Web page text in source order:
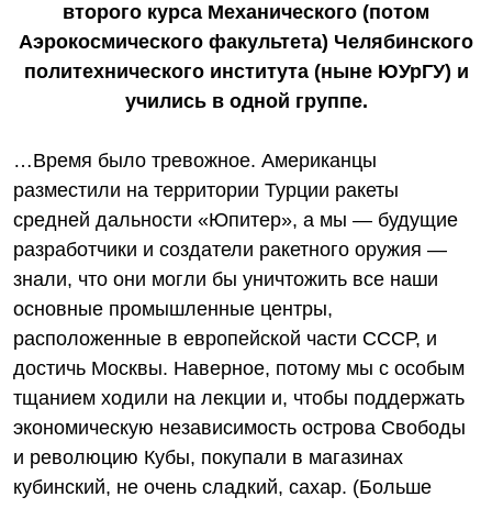
второго курса Механического (потом
Аэрокосмического факультета) Челябинского
политехнического института (ныне ЮУрГУ) и
учились в одной группе.
…Время было тревожное. Американцы
разместили на территории Турции ракеты
средней дальности «Юпитер», а мы — будущие
разработчики и создатели ракетного оружия —
знали, что они могли бы уничтожить все наши
основные промышленные центры,
расположенные в европейской части СССР, и
достичь Москвы. Наверное, потому мы с особым
тщанием ходили на лекции и, чтобы поддержать
экономическую независимость острова Свободы
и революцию Кубы, покупали в магазинах
кубинский, не очень сладкий, сахар. (Больше